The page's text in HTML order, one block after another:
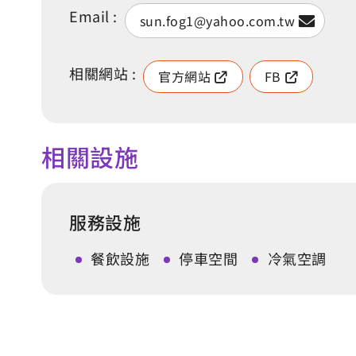
Email : sun.fog1@yahoo.com.tw
相關網站 : 官方網站 FB
相關設施
服務設施
餐飲設施 停車空間 冷氣空調